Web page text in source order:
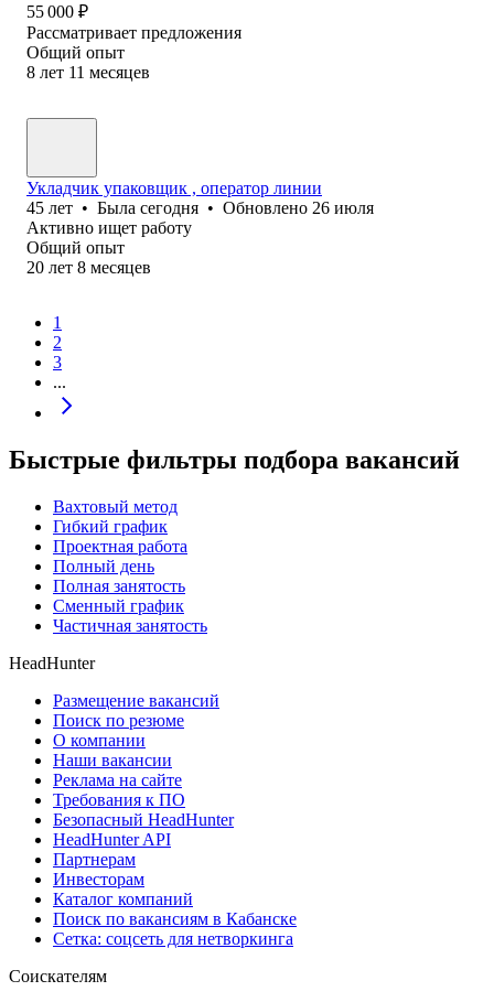
55 000 ₽
Рассматривает предложения
Общий опыт
8 лет 11 месяцев
Укладчик упаковщик , оператор линии
45 лет • Была сегодня • Обновлено 26 июля
Активно ищет работу
Общий опыт
20 лет 8 месяцев
1
2
3
...
Быстрые фильтры подбора вакансий
Вахтовый метод
Гибкий график
Проектная работа
Полный день
Полная занятость
Сменный график
Частичная занятость
HeadHunter
Размещение вакансий
Поиск по резюме
О компании
Наши вакансии
Реклама на сайте
Требования к ПО
Безопасный HeadHunter
HeadHunter API
Партнерам
Инвесторам
Каталог компаний
Поиск по вакансиям в Кабанске
Сетка: соцсеть для нетворкинга
Соискателям